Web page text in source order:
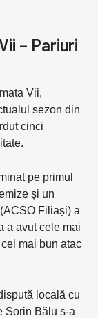
– Pariuri
Vii,
sezon din
cinci
pe primul
și un
Filiași) a
a avut cele mai
mai bun atac
locală cu
Sorin Bălu s-a